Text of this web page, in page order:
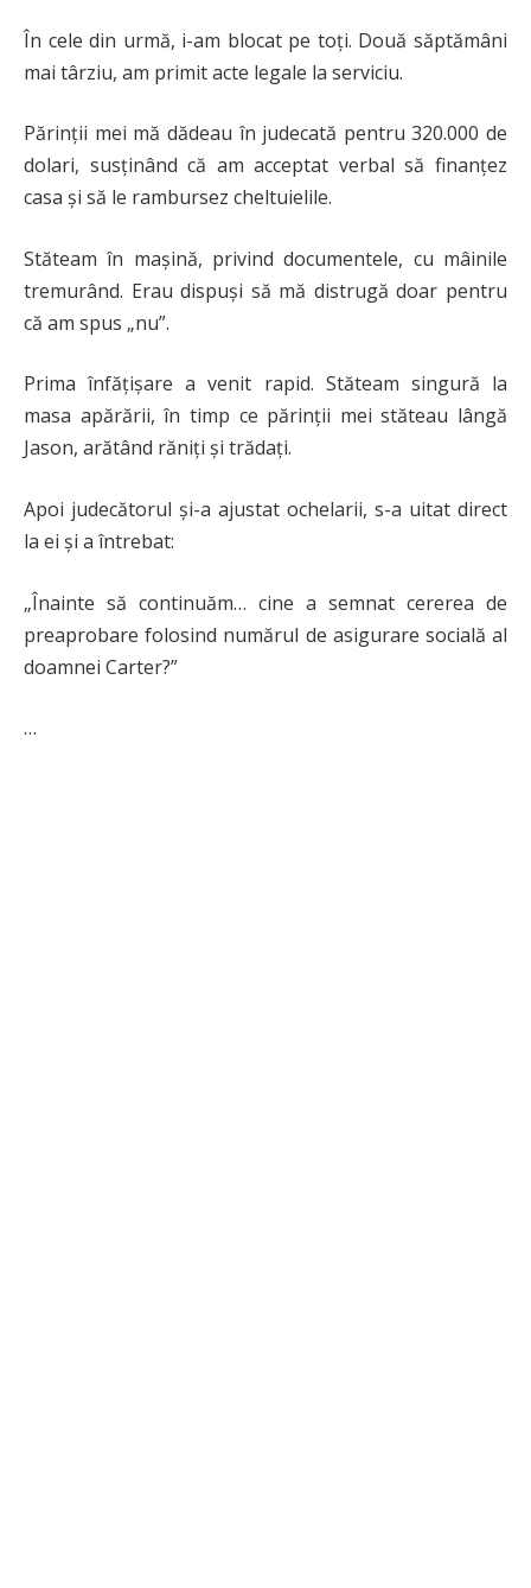
În cele din urmă, i-am blocat pe toți. Două săptămâni
mai târziu, am primit acte legale la serviciu.
Părinții mei mă dădeau în judecată pentru 320.000 de
dolari, susținând că am acceptat verbal să finanțez
casa și să le rambursez cheltuielile.
Stăteam în mașină, privind documentele, cu mâinile
tremurând. Erau dispuși să mă distrugă doar pentru
că am spus „nu”.
Prima înfățișare a venit rapid. Stăteam singură la
masa apărării, în timp ce părinții mei stăteau lângă
Jason, arătând răniți și trădați.
Apoi judecătorul și-a ajustat ochelarii, s-a uitat direct
la ei și a întrebat:
„Înainte să continuăm… cine a semnat cererea de
preaprobare folosind numărul de asigurare socială al
doamnei Carter?”
…